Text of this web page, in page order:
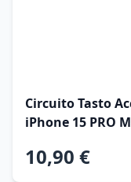
Circuito Tasto
iPhone 15 PRO
10,90 €